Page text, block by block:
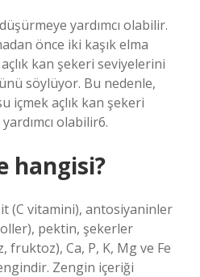
yardımcı olabilir.
önce iki kaşık elma
kan şekeri seviyelerini
söylüyor. Bu nedenle,
içmek açlık kan şekeri
olabilir6.
hangisi?
(C vitamini), antosiyaninler
pektin, şekerler
fruktoz), Ca, P, K, Mg ve Fe
Zengin içeriği